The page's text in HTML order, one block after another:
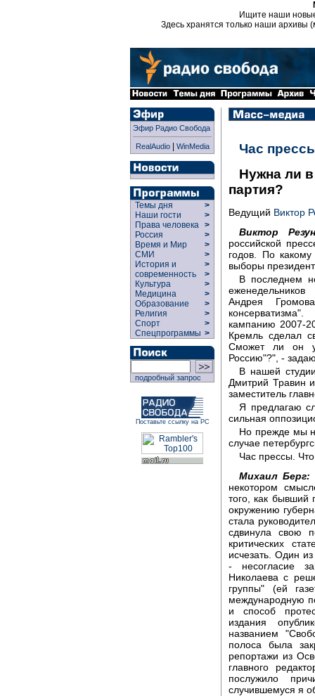
Ищите наши
Здесь хранятся только наши архивы
Эфир Радио Свобода
RealAudio| WinMedia
Темы дня
>
Наши гости
>
Права человека >
Россия
>
Время и Мир
>
СМИ
>
История и
современность
>
>
Культура
>
Медицина
>
Образование
>
Религия
>
Спорт
>
Спецпрограммы >
подробный запрос
Поставьте ссылку на РС
Час
Нужна ли
партия?
Ведущий Виктор
Виктор
российской
годов. По
выборы
В последнем
Андрея
кампанию 2007-
Кремль сделал
Сможет ли он
Россию"?", -
В нашей
Дмитрий Травин
заместитель
Я предлагаю
сильная
Но прежде мы
случае
Час прессы.
Михаил Берг:
некотором
того, как бывший
окружению
стала
сдвинула свою
критических
исчезать. Один
- несогласие
Николаева с
группы" (ей
международную
и способ
издания
названием
полоса была
репортажи из
главного
послужило
случившемуся я